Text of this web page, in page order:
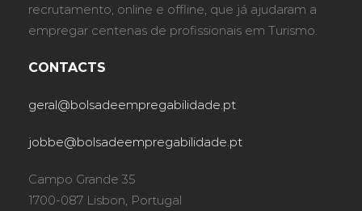
recrutamento, online e offline, que já ajudaram a
empregar centenas de profissionais em Turismo.
CONTACTS
geral@bolsadeempregabilidade.pt
jobbe@bolsadeempregabilidade.pt
Campo Grande 35
1700-087 Lisbon, Portugal